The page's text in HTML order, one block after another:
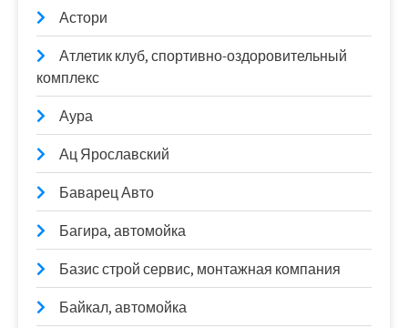
Астори
Атлетик клуб, спортивно-оздоровительный
комплекс
Аура
Ац Ярославский
Баварец Авто
Багира, автомойка
Базис строй сервис, монтажная компания
Байкал, автомойка